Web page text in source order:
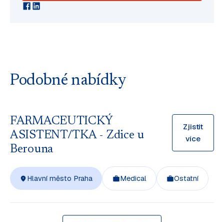
Podobné nabídky
FARMACEUTICKÝ
ASISTENT/TKA - Zdice u
Berouna
Zjistit
více
Hlavní město Praha Medical Ostatní